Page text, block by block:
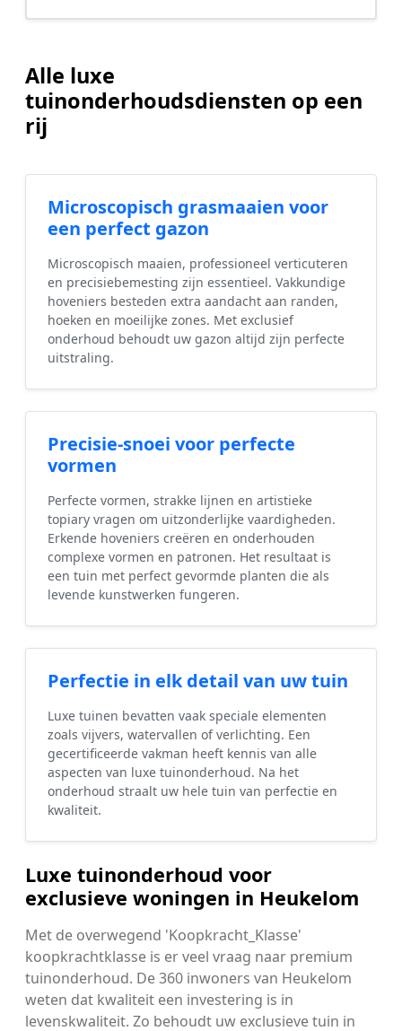
Alle luxe
tuinonderhoudsdiensten op een
rij
Microscopisch grasmaaien voor
een perfect gazon
Microscopisch maaien, professioneel verticuteren
en precisiebemesting zijn essentieel. Vakkundige
hoveniers besteden extra aandacht aan randen,
hoeken en moeilijke zones. Met exclusief
onderhoud behoudt uw gazon altijd zijn perfecte
uitstraling.
Precisie-snoei voor perfecte
vormen
Perfecte vormen, strakke lijnen en artistieke
topiary vragen om uitzonderlijke vaardigheden.
Erkende hoveniers creëren en onderhouden
complexe vormen en patronen. Het resultaat is
een tuin met perfect gevormde planten die als
levende kunstwerken fungeren.
Perfectie in elk detail van uw tuin
Luxe tuinen bevatten vaak speciale elementen
zoals vijvers, watervallen of verlichting. Een
gecertificeerde vakman heeft kennis van alle
aspecten van luxe tuinonderhoud. Na het
onderhoud straalt uw hele tuin van perfectie en
kwaliteit.
Luxe tuinonderhoud voor
exclusieve woningen in Heukelom
Met de overwegend 'Koopkracht_Klasse'
koopkrachtklasse is er veel vraag naar premium
tuinonderhoud. De 360 inwoners van Heukelom
weten dat kwaliteit een investering is in
levenskwaliteit. Zo behoudt uw exclusieve tuin in